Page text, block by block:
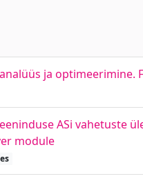
ja
ASi vahetuste
module